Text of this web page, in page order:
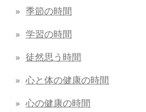
季節の時間
学習の時間
徒然思う時間
心と体の健康の時間
心の健康の時間